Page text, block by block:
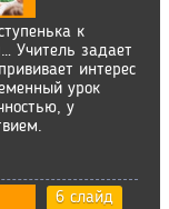
к
Учитель задает
интерес
урок
у
6 слайд